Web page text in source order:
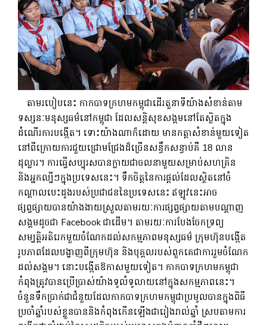
តាមរបៀបនេះ កាកបាទក្រហមកម្ពុជាដើរតួនាទីយ៉ាងសំខាន់តាម
ទស្សនៈមនុស្សធម៌នៅកម្ពុជា ដែលសន្តិសុខសង្គមនៅតែស្ថិតក្នុង
ដំណើរការបង្កើត។ ទោះយ៉ាងណាក៏ដោយ មានកត្តាសំខាន់មួយទៀត
នៅពីក្រោយការជួយជ្រោមជ្រែងដ៏ច្រើនសន្ធឹកសន្ធាប់គឺ 18 លាន
ដុល្លារ។ ​ការ​ធ្វើ​សប្បុរស​បាន​ក្លាយ​ជា​ចលនា​មួយ​សម្រាប់​សហគ្រិន
និង​អ្នក​ល្បី​ៗ​ក្នុង​ប្រទេស​នេះ។ ទឹកចិត្តនៃការផ្តល់ដែលស្ថិតនៅចំ
កណ្តាលបេះដូងរបស់ប្រជាជននៃប្រទេសនេះ ឥឡូវនេះអាច
ផ្សព្វផ្សាយបានយ៉ាងងាយស្រួលតាមរយៈការផ្សព្វផ្សាយតាមបណ្តាញ
សង្គមដូចជា Facebook ជាដើម។ តាមរយៈការបែងចែកទ្រព្យ
សម្បត្តិអតិរេកមួយចំណែកដល់សកម្មភាពមនុស្សធម៌ ក្រុមហ៊ុនបង្កើត
រូបភាពដែលបង្ហាញពីក្រុមហ៊ុន និងបុគ្គលរបស់ពួកគេជាការរួមចំណែក
ដល់សង្គម។ នោះបង្កើតឱកាសមួយទៀត។ កាកបាទក្រហមកម្ពុជា
កំពុងត្រូវបានប្រើប្រាស់យ៉ាងទូលំទូលាយនៅក្នុងសកម្មភាពនេះ។
ចំនួនទឹកប្រាក់ជាជំនួយដែលកាកបាទក្រហមកម្ពុជាប្រមូលបានក្នុងពិធី
ប្រចាំឆ្នាំរបស់ខ្លួនបាននិងកំពុងកើនឡើងជារៀងរាល់ឆ្នាំ ស្របតាមការ